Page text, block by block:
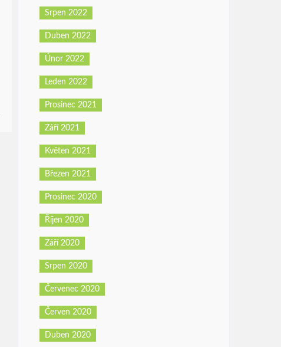
Srpen 2022
Duben 2022
Únor 2022
Leden 2022
Prosinec 2021
Září 2021
Květen 2021
Březen 2021
Prosinec 2020
Říjen 2020
Září 2020
Srpen 2020
Červenec 2020
Červen 2020
Duben 2020